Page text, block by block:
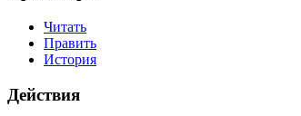
Читать
Править
История
Действия